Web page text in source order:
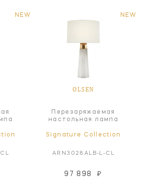
NEW NEW
OLSEN
Перезаряжаемая
настольная лампа
Signature Collection
ARN3028ALB-L-CL
97 898 ₽